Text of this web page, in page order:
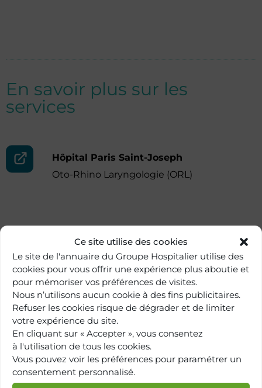
Ce site utilise des cookies
Le site de l'annuaire du Groupe Hospitalier utilise des
cookies pour vous offrir une expérience plus aboutie et
pour mémoriser vos préférences de visites.
Nous n’utilisons aucun cookie à des fins publicitaires.
Refuser les cookies risque de dégrader et de limiter
votre expérience du site.
En cliquant sur « Accepter », vous consentez
à l'utilisation de tous les cookies.
Vous pouvez voir les préférences pour paramétrer un
consentement personnalisé.
En savoir plus sur les
services
Hôpital Paris Saint-Joseph
Oto-Rhino Laryngologie (ORL)